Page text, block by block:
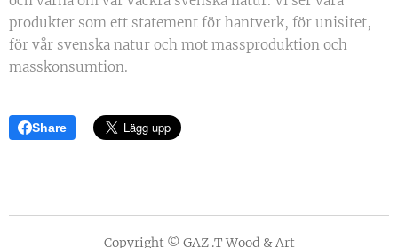
produkter som ett statement för hantverk, för unisitet,
för vår svenska natur och mot massproduktion och
masskonsumtion.
Share
Copyright © GAZ .T Wood & Art